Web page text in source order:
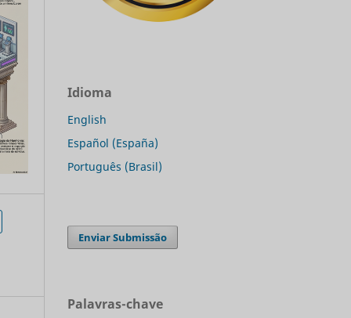
Idioma
English
Español (España)
Português (Brasil)
Enviar Submissão
Palavras-chave